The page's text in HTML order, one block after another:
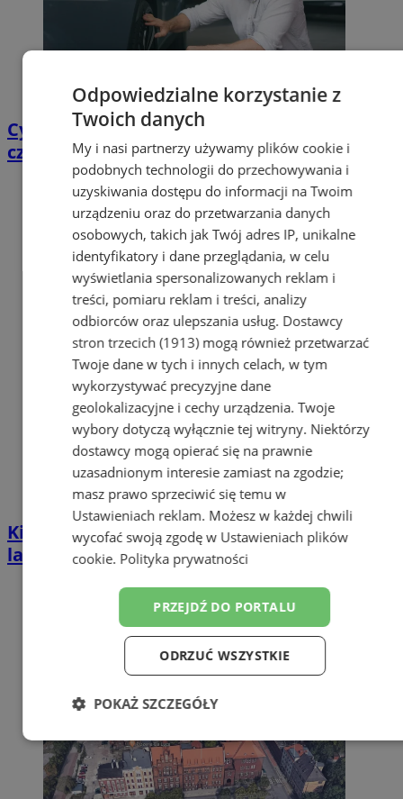
Cyfrowy przegląd przedtrasowy: co mówią
czujniki TPMS i diagnostyka pokładowa?
Kierował BMW mimo zakazu sądowego. 57-
latek zatrzymany w Zabrzu
Odpowiedzialne korzystanie z
Twoich danych
My i nasi partnerzy używamy plików cookie i
podobnych technologii do przechowywania i
uzyskiwania dostępu do informacji na Twoim
urządzeniu oraz do przetwarzania danych
osobowych, takich jak Twój adres IP, unikalne
identyfikatory i dane przeglądania, w celu
wyświetlania spersonalizowanych reklam i
treści, pomiaru reklam i treści, analizy
odbiorców oraz ulepszania usług. Dostawcy
stron trzecich (1913)mogą również przetwarzać
Twoje dane w tych i innych celach, w tym
wykorzystywać precyzyjne dane
geolokalizacyjne i cechy urządzenia. Twoje
wybory dotyczą wyłącznie tej witryny. Niektórzy
dostawcy mogą opierać się na prawnie
uzasadnionym interesie zamiast na zgodzie;
masz prawo sprzeciwić się temu w
Ustawieniach reklam. Możesz w każdej chwili
wycofać swoją zgodę w Ustawieniach plików
cookie. Polityka prywatności
PRZEJDŹ DO PORTALU
ODRZUĆ WSZYSTKIE
POKAŻ SZCZEGÓŁY
Niezbędne Wydajność Targetowanie